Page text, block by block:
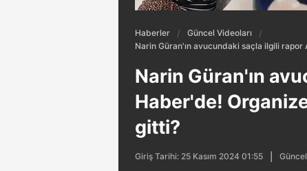
Haberler
Güncel Videoları
Narin Güran'ın avucundaki saçla ilgili
Narin Güran'ın
Haber'de!
gitti?
Giriş Tarihi: 25 Kasım 2024 01:55